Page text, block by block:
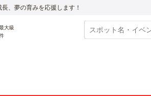
、夢の育みを応援します！